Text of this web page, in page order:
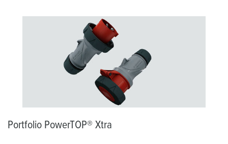
Portfolio PowerTOP® Xtra